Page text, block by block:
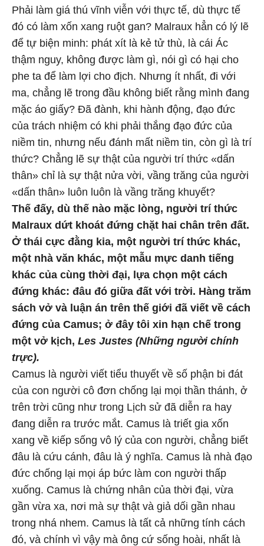
Phải làm giá thú vĩnh viễn với thực tế, dù thực tế
đó có làm xốn xang ruột gan? Malraux hẳn có lý lẽ
để tự biện minh: phát xít là kẻ tử thù, là cái Ác
thậm nguy, không được làm gì, nói gì có hại cho
phe ta để làm lợi cho địch. Nhưng ít nhất, đi với
ma, chẳng lẽ trong đầu không biết rằng mình đang
mặc áo giấy? Đã đành, khi hành động, đạo đức
của trách nhiệm có khi phải thắng đạo đức của
niềm tin, nhưng nếu đánh mất niềm tin, còn gì là trí
thức? Chẳng lẽ sự thật của người trí thức «dấn
thân» chỉ là sự thật nửa vời, vầng trăng của người
«dấn thân» luôn luôn là vầng trăng khuyết?
Thế đấy, dù thế nào mặc lòng, người trí thức
Malraux dứt khoát đứng chặt hai chân trên đất.
Ở thái cực đằng kia, một người trí thức khác,
một nhà văn khác, một mẫu mực danh tiếng
khác của cùng thời đại, lựa chọn một cách
đứng khác: đâu đó giữa đất với trời. Hàng trăm
sách vở và luận án trên thế giới đã viết về cách
đứng của Camus; ở đây tôi xin hạn chế trong
một vở kịch, Les Justes (Những người chính
trực).
Camus là người viết tiểu thuyết về số phận bi đát
của con người cô đơn chống lại mọi thần thánh, ở
trên trời cũng như trong Lịch sử đã diễn ra hay
đang diễn ra trước mắt. Camus là triết gia xốn
xang về kiếp sống vô lý của con người, chẳng biết
đâu là cứu cánh, đâu là ý nghĩa. Camus là nhà đạo
đức chống lại mọi áp bức làm con người thấp
xuống. Camus là chứng nhân của thời đại, vừa
gần vừa xa, nơi mà sự thật và giả dối gần nhau
trong nhá nhem. Camus là tất cả những tính cách
đó, và chính vì vậy mà ông cứ sống hoài, nhất là